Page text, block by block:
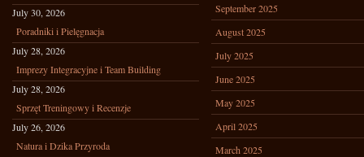
July 30, 2026
Poradniki i Pielęgnacja
July 28, 2026
Imprezy Integracyjne i Team Building
July 28, 2026
Sprzęt Treningowy i Recenzje
July 26, 2026
Natura i Dzika Przyroda
September 2025
August 2025
July 2025
June 2025
May 2025
April 2025
March 2025